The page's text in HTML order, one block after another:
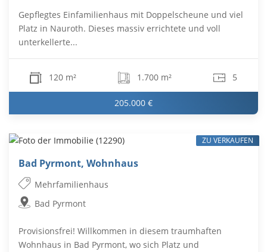
Gepflegtes Einfamilienhaus mit Doppelscheune und viel
Platz in Nauroth. Dieses massiv errichtete und voll
unterkellerte...
120 m² 1.700 m² 5
205.000 €
Bad Pyrmont, Wohnhaus
Mehrfamilienhaus
Bad Pyrmont
Provisionsfrei! Willkommen in diesem traumhaften
Wohnhaus in Bad Pyrmont, wo sich Platz und
ZU VERKAUFEN